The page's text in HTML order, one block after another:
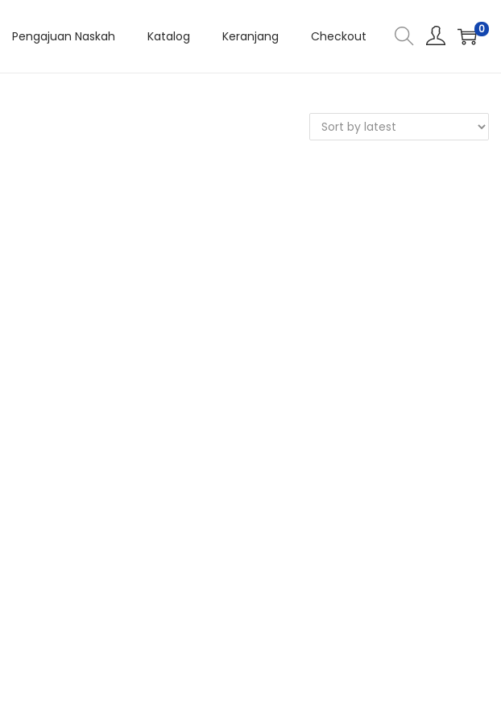
Pengajuan Naskah Katalog Keranjang Checkout 0